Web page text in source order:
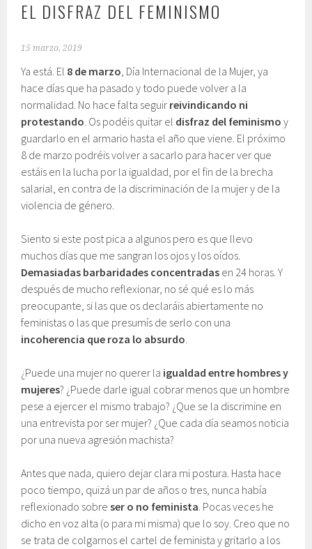
EL DISFRAZ DEL FEMINISMO
15 marzo, 2019
Ya está. El 8 de marzo, Día Internacional de la Mujer, ya
hace días que ha pasado y todo puede volver a la
normalidad. No hace falta seguir reivindicando ni
protestando. Os podéis quitar el disfraz del feminismo y
guardarlo en el armario hasta el año que viene. El próximo
8 de marzo podréis volver a sacarlo para hacer ver que
estáis en la lucha por la igualdad, por el fin de la brecha
salarial, en contra de la discriminación de la mujer y de la
violencia de género.
Siento si este post pica a algunos pero es que llevo
muchos días que me sangran los ojos y los oídos.
Demasiadas barbaridades concentradas en 24 horas. Y
después de mucho reflexionar, no sé qué es lo más
preocupante, si las que os declaráis abiertamente no
feministas o las que presumís de serlo con una
incoherencia que roza lo absurdo.
¿Puede una mujer no querer la igualdad entre hombres y
mujeres? ¿Puede darle igual cobrar menos que un hombre
pese a ejercer el mismo trabajo? ¿Que se la discrimine en
una entrevista por ser mujer? ¿Que cada día seamos noticia
por una nueva agresión machista?
Antes que nada, quiero dejar clara mi postura. Hasta hace
poco tiempo, quizá un par de años o tres, nunca había
reflexionado sobre ser o no feminista. Pocas veces he
dicho en voz alta (o para mi misma) que lo soy. Creo que no
se trata de colgarnos el cartel de feminista y gritarlo a los